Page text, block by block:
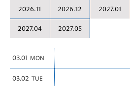
2026.11 2026.12 2027.01
2027.04 2027.05
03.01 MON
03.02 TUE